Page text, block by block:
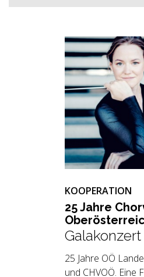
KOOPERATION
25 Jahre
Galakonzert
25 Jahre OÖ
und CHVOÖ. Eine